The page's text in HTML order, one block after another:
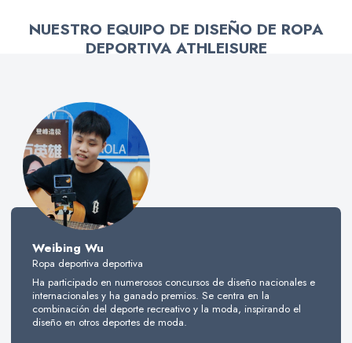
NUESTRO EQUIPO DE DISEÑO DE ROPA
DEPORTIVA ATHLEISURE
Weibing Wu
Ropa deportiva deportiva
Ha participado en numerosos concursos de diseño nacionales e
internacionales y ha ganado premios. Se centra en la
combinación del deporte recreativo y la moda, inspirando el
diseño en otros deportes de moda.